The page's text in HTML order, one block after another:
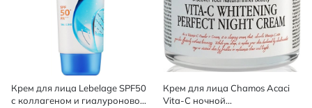
Крем для лица Lebelage SPF50
с коллагеном и гиалуроновой
Крем для лица Chamos Acaci
Vita-C ночной